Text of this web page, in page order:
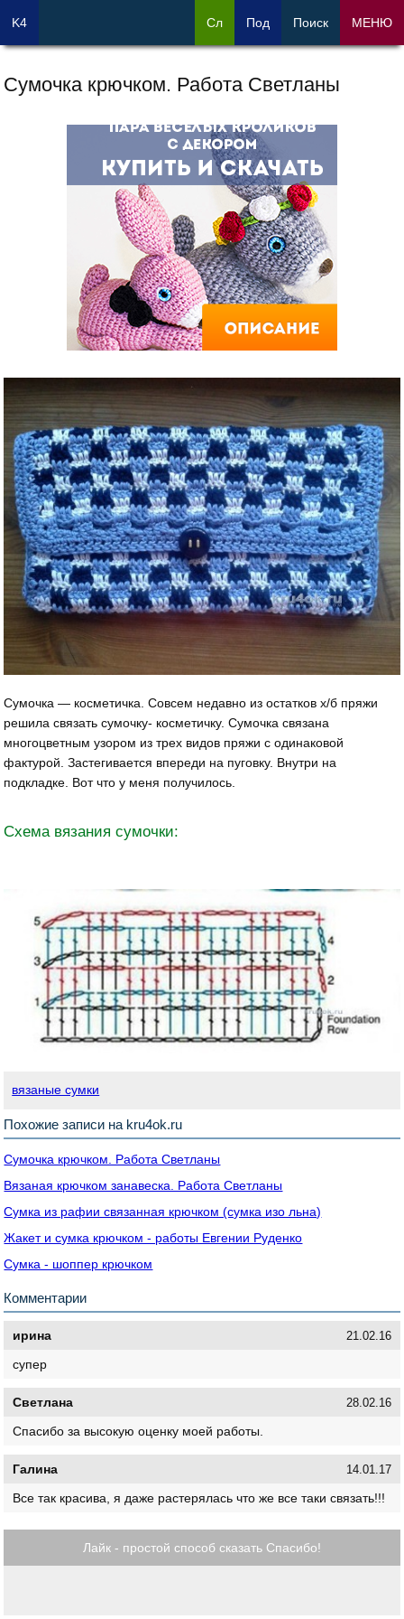
Сумочка крючком. Работа Светланы
Сумочка — косметичка. Совсем недавно из остатков х/б пряжи
решила связать сумочку- косметичку. Сумочка связана
многоцветным узором из трех видов пряжи с одинаковой
фактурой. Застегивается впереди на пуговку. Внутри на
подкладке. Вот что у меня получилось.
Схема вязания сумочки:
вязаные сумки
Похожие записи на kru4ok.ru
Сумочка крючком. Работа Светланы
Вязаная крючком занавеска. Работа Светланы
Сумка из рафии связанная крючком (сумка изо льна)
Жакет и сумка крючком - работы Евгении Руденко
Сумка - шоппер крючком
Комментарии
ирина 21.02.16
супер
Светлана 28.02.16
Спасибо за высокую оценку моей работы.
Галина 14.01.17
Все так красива, я даже растерялась что же все таки связать!!!
Лайк - простой способ сказать Спасибо!
K4 Сл Под Поиск МЕНЮ